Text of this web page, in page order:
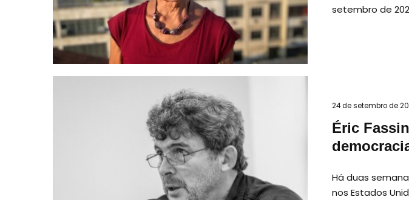
setembro de
24 de setembro de
Éric
Há duas
nos Estados